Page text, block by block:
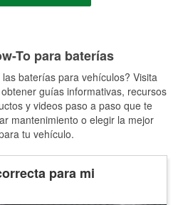
To para baterías
baterías para vehículos? Visita
guías informativas, recursos
y videos paso a paso que te
mantenimiento o elegir la mejor
tu vehículo.
para mi